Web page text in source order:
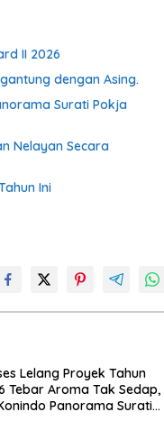
II 2026
dengan Asing.
Surati Pokja
Nelayan Secara
Ini
Lelang Proyek Tahun
Tebar Aroma Tak Sedap,
Panorama Surati